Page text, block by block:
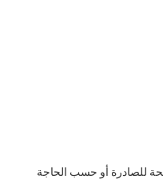
للصادرة أو حسب الحاجة